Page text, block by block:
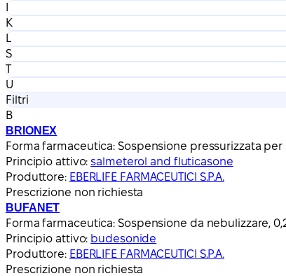
I
K
L
S
T
U
Filtri
B
BRIONEX
Forma farmaceutica: Sospensione pressurizzata per
Principio attivo:salmeterol and fluticasone
Produttore: EBERLIFE FARMACEUTICI S.P.A.
Prescrizione non richiesta
BUFANET
Forma farmaceutica: Sospensione da nebulizzare,
Principio attivo: budesonide
Produttore: EBERLIFE FARMACEUTICI S.P.A.
Prescrizione non richiesta